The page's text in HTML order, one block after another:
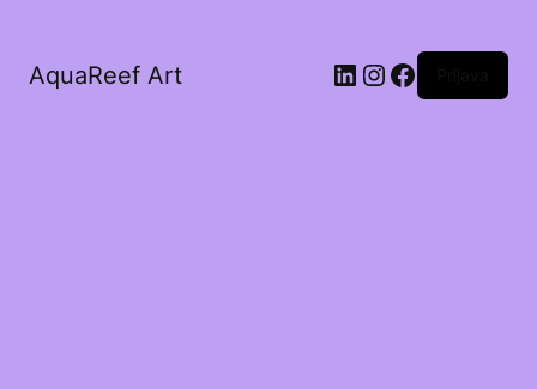
AquaReef Art